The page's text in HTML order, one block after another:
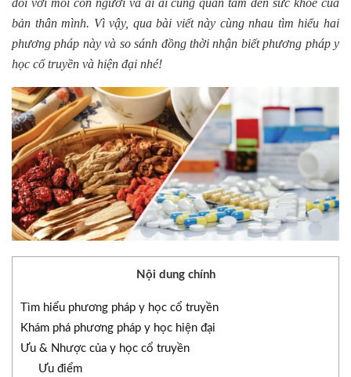
bản thân mình. Vì vậy, qua bài viết này cùng nhau tìm hiểu hai
phương pháp này và so sánh đồng thời nhận biết phương pháp y
học cổ truyền và hiện đại nhé!
Nội dung chính
Tìm hiểu phương pháp y học cổ truyền
Khám phá phương pháp y học hiện đại
Ưu & Nhược của y học cổ truyền
Ưu điểm